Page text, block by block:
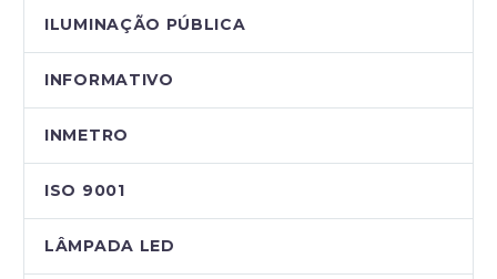
ILUMINAÇÃO PÚBLICA
INFORMATIVO
INMETRO
ISO 9001
LÂMPADA LED